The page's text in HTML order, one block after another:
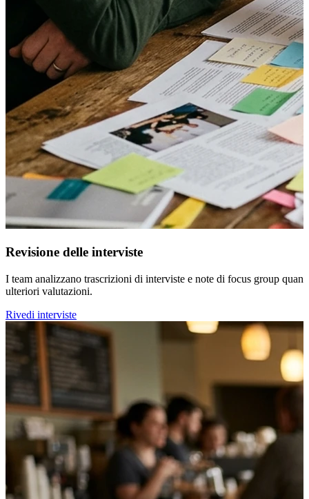
Revisione delle interviste
I team analizzano trascrizioni di interviste e note di focus group
ulteriori valutazioni.
Rivedi interviste